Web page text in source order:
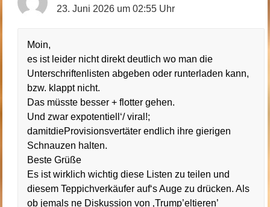
23. Juni 2026 um 02:55 Uhr
Moin,
es ist leider nicht direkt deutlich wo man die
Unterschriftenlisten abgeben oder runterladen kann,
bzw. klappt nicht.
Das müsste besser + flotter gehen.
Und zwar expotentiell‘/ viral!;
damitdieProvisionsvertäter endlich ihre gierigen
Schnauzen halten.
Beste Grüße
Es ist wirklich wichtig diese Listen zu teilen und
diesem Teppichverkäufer auf‘s Auge zu drücken. Als
ob jemals ne Diskussion von ‚Trump’eltieren’